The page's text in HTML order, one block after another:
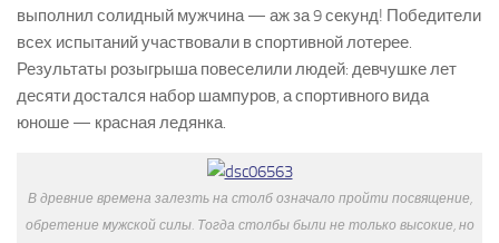
выполнил солидный мужчина — аж за 9 секунд! Победители
всех испытаний участвовали в спортивной лотерее.
Результаты розыгрыша повеселили людей: девчушке лет
десяти достался набор шампуров, а спортивного вида
юноше — красная ледянка.
В древние времена залезть на столб означало пройти посвящение,
обретение мужской силы. Тогда столбы были не только высокие, но